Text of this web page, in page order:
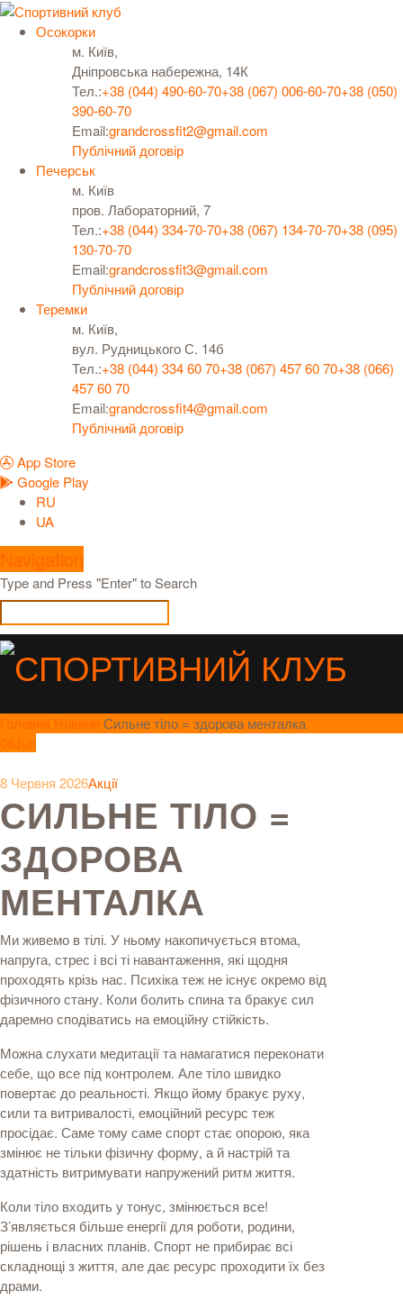
Осокорки
м. Київ,
Дніпровська набережна, 14К
Тел.:+38 (044) 490-60-70+38 (067) 006-60-70+38 (050)
390-60-70
Email:grandcrossfit2@gmail.com
Публічний договір
Печерськ
м. Київ
пров. Лабораторний, 7
Тел.:+38 (044) 334-70-70+38 (067) 134-70-70+38 (095)
130-70-70
Email:grandcrossfit3@gmail.com
Публічний договір
Теремки
м. Київ,
вул. Рудницького С. 14б
Тел.:+38 (044) 334 60 70+38 (067) 457 60 70+38 (066)
457 60 70
Email:grandcrossfit4@gmail.com
Публічний договір
App Store
Google Play
RU
UA
Navigation
Type and Press "Enter" to Search
Головна Новини Сильне тіло = здорова менталка
08Jun
8 Червня 2026Акції
СИЛЬНЕ ТІЛО =
ЗДОРОВА
МЕНТАЛКА
Ми живемо в тілі. У ньому накопичується втома,
напруга, стрес і всі ті навантаження, які щодня
проходять крізь нас. Психіка теж не існує окремо від
фізичного стану. Коли болить спина та бракує сил
даремно сподіватись на емоційну стійкість.
Можна слухати медитації та намагатися переконати
себе, що все під контролем. Але тіло швидко
повертає до реальності. Якщо йому бракує руху,
сили та витривалості, емоційний ресурс теж
просідає. Саме тому саме спорт стає опорою, яка
змінює не тільки фізичну форму, а й настрій та
здатність витримувати напружений ритм життя.
Коли тіло входить у тонус, змінюється все!
З’являється більше енергії для роботи, родини,
рішень і власних планів. Спорт не прибирає всі
складнощі з життя, але дає ресурс проходити їх без
драми.